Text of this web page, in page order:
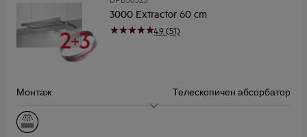
4.9 (51)
3000 Extractor 60 cm
Монтаж Телескопичен абсорбатор
Размер (см)